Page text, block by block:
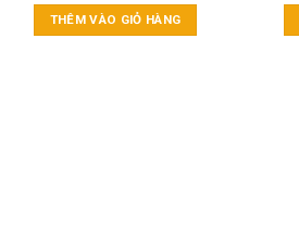
THÊM VÀO GIỎ HÀNG